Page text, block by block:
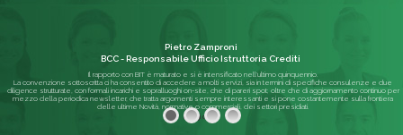
Il rapporto con BIT è maturato e si è intensificato nell'ultimo quinquennio.
La convenzione sottoscritta ci ha consentito di accedere a molti servizi, sia in termini di specifiche consulenze e due
diligence strutturate, con formali incarichi e sopralluoghi on-site, che di pareri spot; oltre che di aggiornamento continuo per
mezzo della periodica newsletter, che tratta argomenti sempre interessanti e si pone costantemente sulla frontiera
delle ultime Novità, normative o commerciali, dei settori presidiati.
Pietro Zamproni
BCC - Responsabile Ufficio Istruttoria Crediti
Leggi di più